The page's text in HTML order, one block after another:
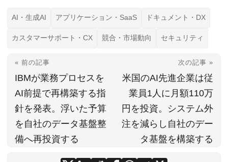
AI・生成AI アプリケーション・SaaS ドキュメント・DX
カスタマーサポート・CX 競合・市場動向 セキュリティ
« 前の記事
IBMが業務プロセスを
AI前提で再構築する指
針を発表。浮いた予算
を自社のデータ基盤整
備へ再投資する
次の記事 »
米国のAI先進企業は従
業員1人に月額110万
円を投資。システム外
注を減らし自社のデー
タ基盤を構築する